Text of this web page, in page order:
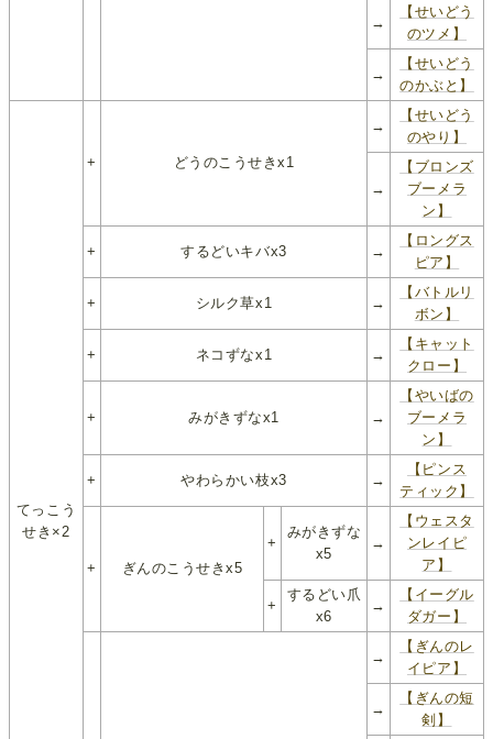
→
【せいどう
のツメ】
→
【せいどう
のかぶと】
てっこう
せき×2
+ どうのこうせきx1
→
【せいどう
のやり】
→
【ブロンズ
ブーメラ
ン】
+ するどいキバx3 →
【ロングス
ピア】
+ シルク草x1 →
【バトルリ
ボン】
+ ネコずなx1 →
【キャット
クロー】
+ みがきずなx1 →
【やいばの
ブーメラ
ン】
+ やわらかい枝x3 →
【ピンス
ティック】
+ ぎんのこうせきx5
+
みがきずな
x5
→
【ウェスタ
ンレイピ
ア】
+
するどい爪
x6
→
【イーグル
ダガー】
→
【ぎんのレ
イピア】
→
【ぎんの短
剣】